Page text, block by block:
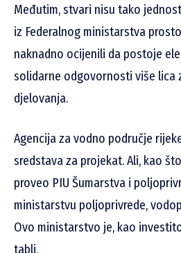
Međutim, stvari nisu tako
iz Federalnog ministarstva
naknadno ocijenili da postoje
solidarne odgovornosti više lica
djelovanja.
Agencija za vodno područje
sredstava za projekat. Ali, kao
proveo PIU Šumarstva i
ministarstvu poljoprivrede,
Ovo ministarstvo je, kao
tabli.